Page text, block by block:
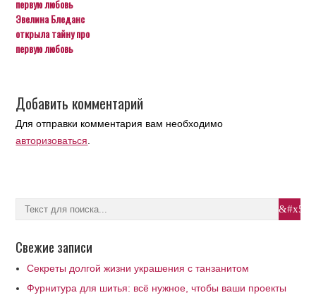
Эвелина Бледанс
открыла тайну про
первую любовь
Добавить комментарий
Для отправки комментария вам необходимо
авторизоваться
Свежие записи
Секреты долгой жизни украшения с танзанитом
Фурнитура для шитья: всё нужное, чтобы ваши проекты